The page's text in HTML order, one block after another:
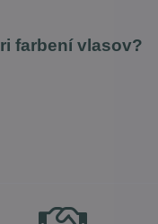
farbení vlasov?